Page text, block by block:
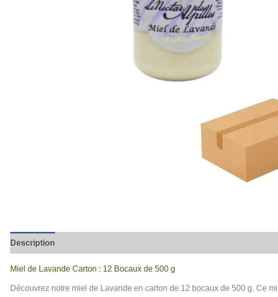
Description
Miel de Lavande Carton : 12 Bocaux de 500 g
Découvrez notre miel de Lavande en carton de 12 bocaux de 500 g. Ce